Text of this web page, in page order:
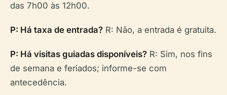
das 7h00 às 12h00.
P: Há taxa de entrada? R: Não, a entrada é gratuita.
P: Há visitas guiadas disponíveis? R: Sim, nos fins
de semana e feriados; informe-se com
antecedência.